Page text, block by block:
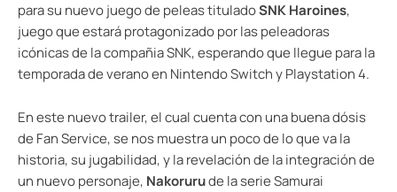
para su nuevo juego de peleas tituladoSNK Haroines,
juego que estará protagonizado por las peleadoras
icónicas de la compañia SNK, esperando que llegue para la
temporada de verano en Nintendo Switch y Playstation 4.
En este nuevo trailer, el cual cuenta con una buena dósis
de Fan Service, se nos muestra un poco de lo que va la
historia, su jugabilidad, y la revelación de la integración de
un nuevo personaje, Nakorurude la serie Samurai